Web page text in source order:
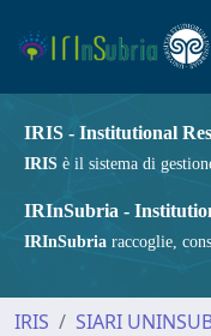
IRIS - Institutional
IRIS è il sistema di
IRInSubria -
IRInSubria raccoglie,
IRIS SIARI